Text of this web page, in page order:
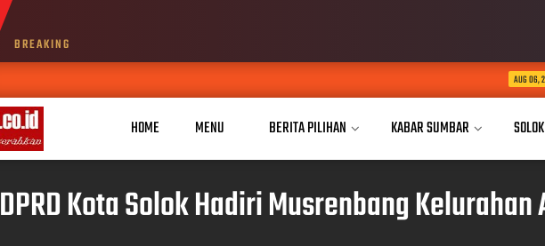
BREAKING
Dua Tahun
HOME MENU BERITA PILIHAN KABAR SUMBAR
DPRD Kota Solok Hadiri Musrenbang Kelurahan